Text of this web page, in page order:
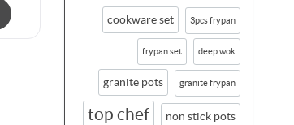
3pcs frypan
cookware set
deep wok
frypan set
granite frypan
granite pots
non stick pots
top chef